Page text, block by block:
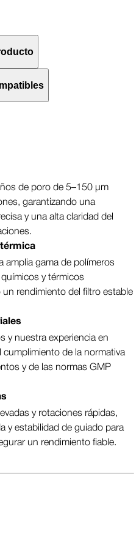
de poro de 5–150 µm
garantizando una
y una alta claridad del
amplia gama de polímeros
y térmicos
rendimiento del filtro estable
y nuestra experiencia en
de la normativa
y de las normas GMP
y rotaciones rápidas,
y estabilidad de guiado para
un rendimiento fiable.